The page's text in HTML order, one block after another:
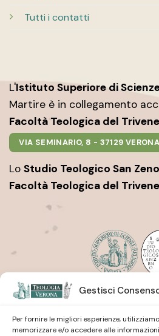
Gestisci
Per fornire le migliori esperienze,
memorizzare e/o accedere alle
Tutti i contatti
L'Istituto Superiore di
Martire è in collegamento
Facoltà Teologica del
VIA SEMINARIO, 8 - 37129 VERONA
Lo Studio Teologico San Zeno
Facoltà Teologica del
Istituto Superiore di Scienze